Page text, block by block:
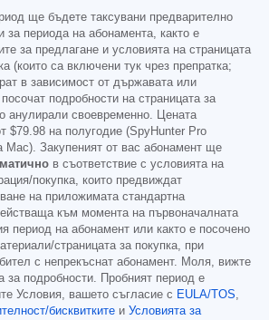
ще бъдете таксувани предварително
за периода на абонамента, както е
за предлагане и условията на страницата
(които са включени тук чрез препратка;
в зависимост от държавата или
подробности на страницата за
анулирали своевременно. Цената
$79.98 на полугодие (SpyHunter Pro
Mac). Закупеният от вас абонамент ще
в съответствие с условията на
покупка, които предвиждат
на приложимата стандартна
към момента на първоначалната
период на абонамент или както е посочено
страницата за покупка, при
с непрекъснат абонамент. Моля, вижте
за подробности. Пробният период е
Условия, вашето съгласие с EULA/TOS,
бисквитките и Условията за